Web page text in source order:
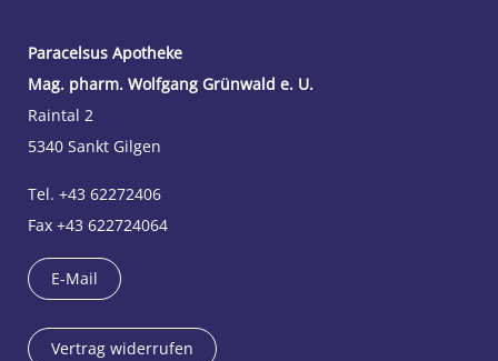
Paracelsus Apotheke
Mag. pharm. Wolfgang Grünwald e. U.
Raintal 2
5340 Sankt Gilgen
Tel. +43 62272406
Fax +43 622724064
E-Mail
Vertrag widerrufen